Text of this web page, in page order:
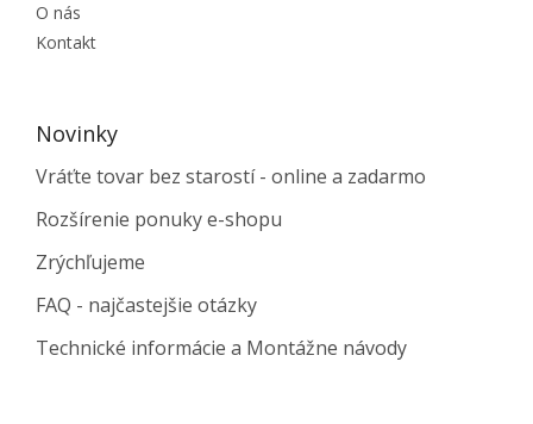
O nás
Kontakt
Novinky
Vráťte tovar bez starostí - online a zadarmo
Rozšírenie ponuky e-shopu
Zrýchľujeme
FAQ - najčastejšie otázky
Technické informácie a Montážne návody